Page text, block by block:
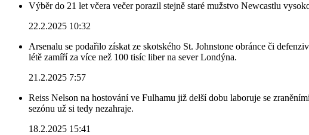
Výběr do 21 let včera večer porazil stejně staré mužstvo Newcastlu
22.2.2025 10:32
Arsenalu se podařilo získat ze skotského St. Johnstone obránce či
létě zamíří za více než 100 tisíc liber na sever Londýna.
21.2.2025 7:57
Reiss Nelson na hostování ve Fulhamu již delší dobu laboruje se
sezónu už si tedy nezahraje.
18.2.2025 15:41